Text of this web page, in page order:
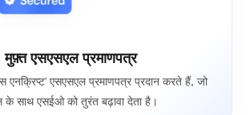
मुफ़्त एसएसएल प्रमाणपत्र
एनक्रिप्ट' एसएसएल प्रमाणपत्र प्रदान करते हैं, जो
के साथ एसईओ को तुरंत बढ़ावा देता है।